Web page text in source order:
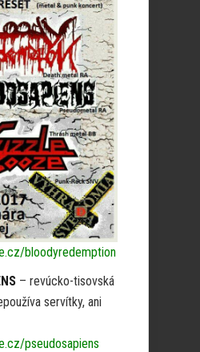
bloodyredemption
– revúcko-tisovská
servítky, ani
pseudosapiens